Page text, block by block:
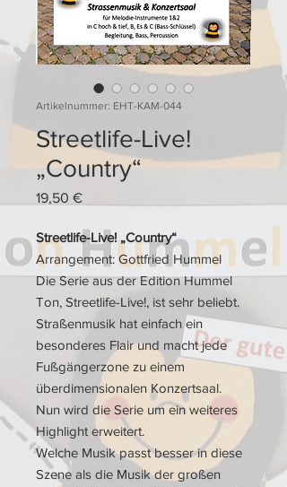
Artikelnummer: EHT-KAM-044
Streetlife-Live!
„Country“
19,50 €Preis
Streetlife-Live! „Country“
Arrangement: Gottfried Hummel
Die Serie aus der Edition Hummel
Ton, Streetlife-Live!, ist sehr beliebt.
Straßenmusik hat einfach ein
besonderes Flair und macht jede
Fußgängerzone zu einem
überdimensionalen Konzertsaal.
Nun wird die Serie um ein weiteres
Highlight erweitert.
Welche Musik passt besser in diese
Szene als die Musik der großen